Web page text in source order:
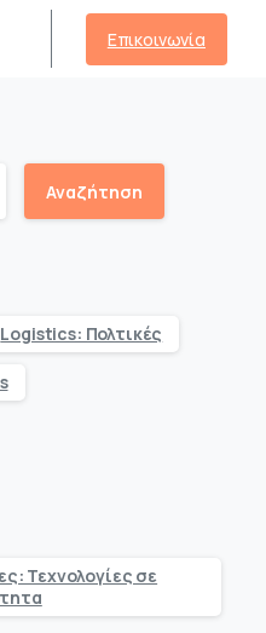
Επικοινωνία
Αναζήτηση
Logistics: Πολτικές
Τεχνολογίες σε